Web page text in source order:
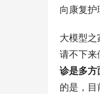
向康复护
大模型
请不下来
诊是多方
的是，